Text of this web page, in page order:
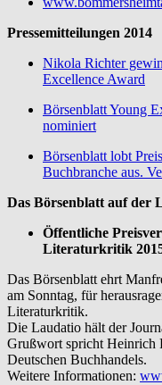
Pressemitteilungen 2014
Nikola Richter
Excellence Award
Börsenblatt Young
nominiert
Börsenblatt lobt
Buchbranche aus.
Das Börsenblatt auf der
Öffentliche
Literaturkritik
Das Börsenblatt ehrt
am Sonntag, für
Literaturkritik.
Die Laudatio hält der
Grußwort spricht Heinrich
Deutschen Buchhandels.
Weitere Informationen: